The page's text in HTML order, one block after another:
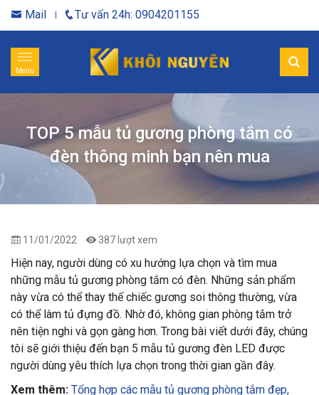
Mail Tư vấn 24h: 0904201155
Menu
TOP 5 mẫu tủ gương phòng tắm có
đèn thông minh bạn nên mua
11/01/2022 387 lượt xem
Hiện nay, người dùng có xu hướng lựa chọn và tìm mua
những mẫu tủ gương phòng tắm có đèn. Những sản phẩm
này vừa có thể thay thế chiếc gương soi thông thường, vừa
có thể làm tủ đựng đồ. Nhờ đó, không gian phòng tắm trở
nên tiện nghi và gọn gàng hơn. Trong bài viết dưới đây, chúng
tôi sẽ giới thiệu đến bạn 5 mẫu tủ gương đèn LED được
người dùng yêu thích lựa chọn trong thời gian gần đây.
Xem thêm: Tổng hợp các mẫu tủ gương phòng tắm đẹp,